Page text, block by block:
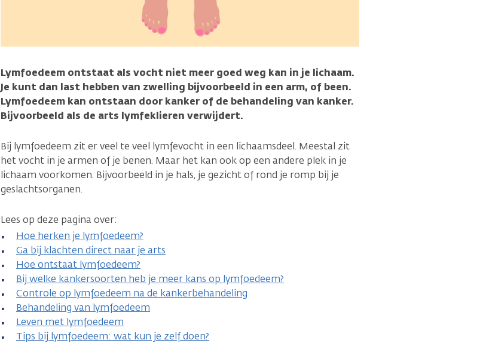
Lymfoedeem ontstaat als vocht niet meer goed weg kan in je lichaam.
Je kunt dan last hebben van zwelling bijvoorbeeld in een arm, of been.
Lymfoedeem kan ontstaan door kanker of de behandeling van kanker.
Bijvoorbeeld als de arts lymfeklieren verwijdert.
Bij lymfoedeem zit er veel te veel lymfevocht in een lichaamsdeel. Meestal zit
het vocht in je armen of je benen. Maar het kan ook op een andere plek in je
lichaam voorkomen. Bijvoorbeeld in je hals, je gezicht of rond je romp bij je
geslachtsorganen.
Lees op deze pagina over:
Hoe herken je lymfoedeem?
Ga bij klachten direct naar je arts
Hoe ontstaat lymfoedeem?
Bij welke kankersoorten heb je meer kans op lymfoedeem?
Controle op lymfoedeem na de kankerbehandeling
Behandeling van lymfoedeem
Leven met lymfoedeem
Tips bij lymfoedeem: wat kun je zelf doen?